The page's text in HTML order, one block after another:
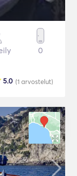
0
(1 arvostelut)
5.0